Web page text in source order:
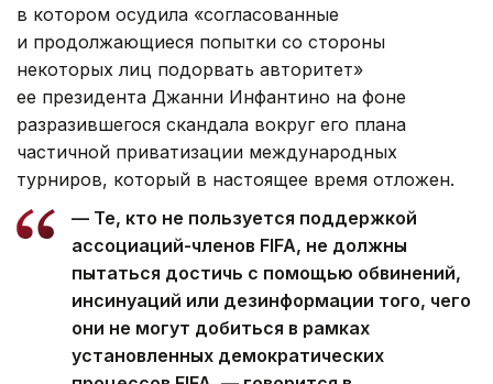
в котором осудила «согласованные
и продолжающиеся попытки со стороны
некоторых лиц подорвать авторитет»
ее президента Джанни Инфантино на фоне
разразившегося скандала вокруг его плана
частичной приватизации международных
турниров, который в настоящее время отложен.
— Те, кто не пользуется поддержкой
ассоциаций-членов FIFA, не должны
пытаться достичь с помощью обвинений,
инсинуаций или дезинформации того, чего
они не могут добиться в рамках
установленных демократических